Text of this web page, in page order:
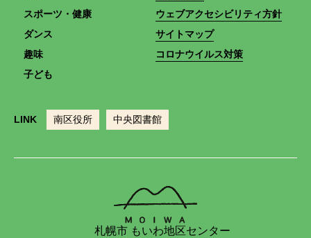
スポーツ・健康
ダンス
趣味
子ども
ウェブアクセシビリティ方針
サイトマップ
コロナウイルス対策
LINK 南区役所 中央図書館
札幌市 もいわ地区センター